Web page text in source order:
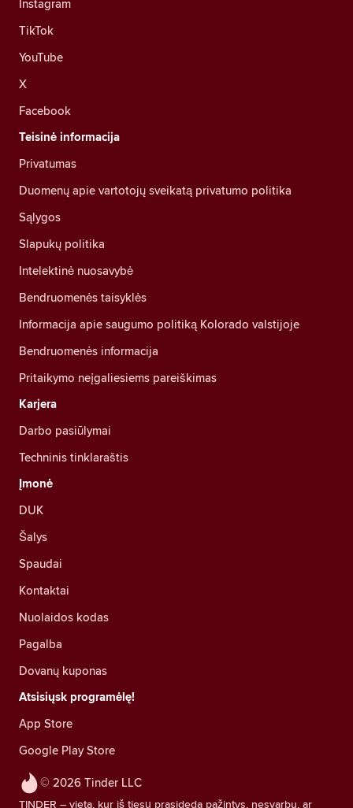
© 2026 Tinder LLC
TINDER – vieta, kur iš tiesų prasideda pažintys, nesvarbu, ar
Instagram
TikTok
YouTube
X
Facebook
Teisinė informacija
Privatumas
Duomenų apie vartotojų sveikatą privatumo politika
Sąlygos
Slapukų politika
Intelektinė nuosavybė
Bendruomenės taisyklės
Informacija apie saugumo politiką Kolorado valstijoje
Bendruomenės informacija
Pritaikymo neįgaliesiems pareiškimas
Karjera
Darbo pasiūlymai
Techninis tinklaraštis
Įmonė
DUK
Šalys
Spaudai
Kontaktai
Nuolaidos kodas
Pagalba
Dovanų kuponas
Atsisiųsk programėlę!
App Store
Google Play Store